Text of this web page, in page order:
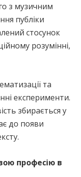
з музичним
публіки
стосунок
розумінні,
та
експерименти.
збирається у
до появи
професію в